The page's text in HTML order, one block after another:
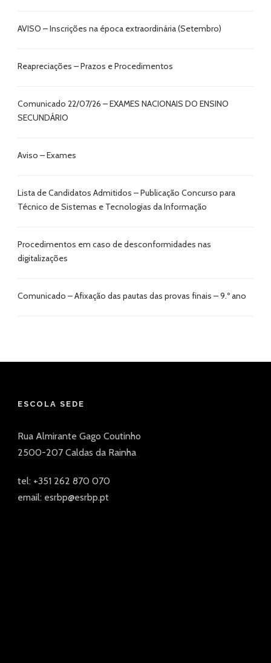
AVISO – Inscrições na época extraordinária (Setembro)
Reapreciações – Prazos e Procedimentos
Comunicado 22/07/26 – EXAMES NACIONAIS DO ENSINO
SECUNDÁRIO
Aviso – Exames
Lista de Candidatos Admitidos – Publicação Concurso para
Técnico de Sistemas e Tecnologias da Informação
Procedimentos em caso de desconformidades nas
digitalizações
Comunicado – Afixação das pautas das provas finais – 9.º ano
ESCOLA SEDE
Rua Almirante Gago Coutinho
2500-207 Caldas da Rainha
tel: +351 262 870 070
email: esrbp@esrbp.pt